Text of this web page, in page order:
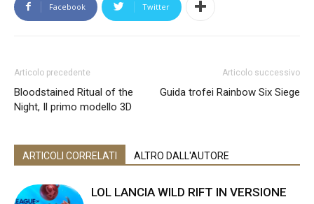
Facebook Twitter
Articolo precedente
Bloodstained Ritual of the
Night, Il primo modello 3D
Articolo successivo
Guida trofei Rainbow Six Siege
ARTICOLI CORRELATI ALTRO DALL'AUTORE
LOL LANCIA WILD RIFT IN VERSIONE